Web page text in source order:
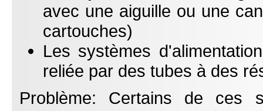
avec une aiguille ou une
cartouches)
Les systèmes
reliée par des tubes à des
Problème: Certains de ces